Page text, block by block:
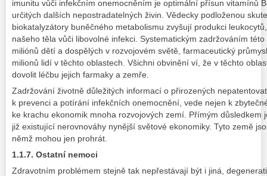
imunitu vůči infekčním onemocněním je optimální přísun vitamínů
určitých dalších nepostradatelných živin. Vědecky podloženou
biokatalyzátory buněčného metabolismu zvyšují produkci
našeho těla vůči libovolné infekci. Systematickým zadržováním
miliónů dětí a dospělých v rozvojovém světě, farmaceutický
milionů lidí v těchto oblastech. Všichni obvinění ví, že v těchto
dovolit léčbu jejich farmaky a zemře.
Zadržování životně důležitých informací o přirozených
k prevenci a potírání infekčních onemocnění, vede nejen k
ke krachu ekonomik mnoha rozvojových zemí. Přímým důsledkem
již existující nerovnováhy nynější světové ekonomiky. Tyto země
němž mohou jen prohrát.
1.1.7. Ostatní nemoci
Zdravotním problémem stejně tak nepřestávají být i jiná,